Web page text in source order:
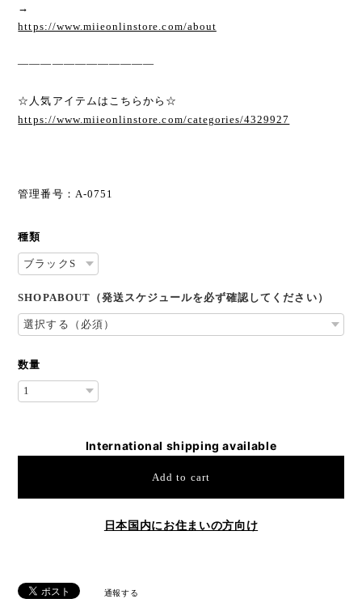
→
https://www.miieonlinstore.com/about
————————————
☆人気アイテムはこちらから☆
https://www.miieonlinstore.com/categories/4329927
管理番号：A-0751
種類
SHOPABOUT（発送スケジュールを必ず確認してください）
数量
International shipping available
Add to cart
日本国内にお住まいの方向け
通報する